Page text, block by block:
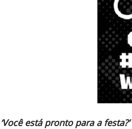
‘Você está pronto para a festa?’